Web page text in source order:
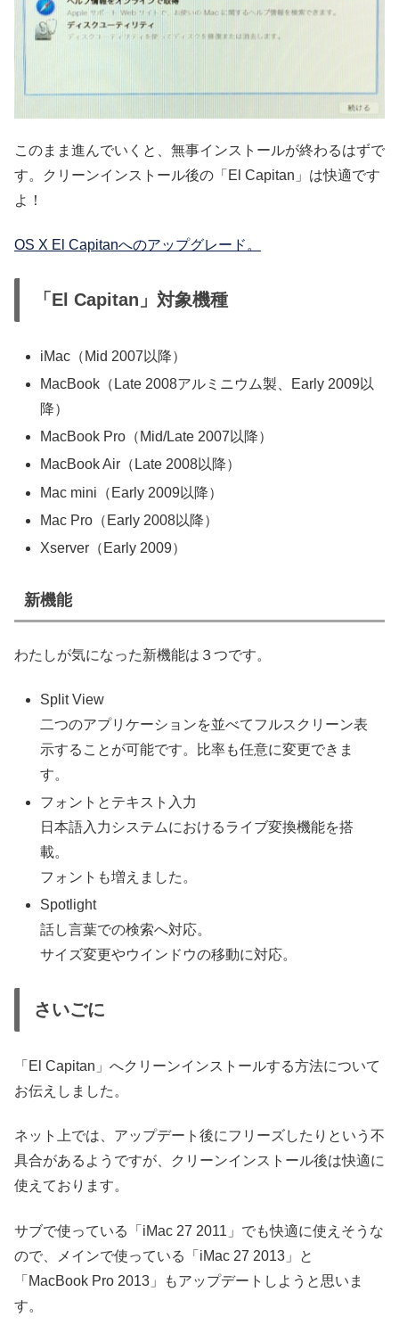
このまま進んでいくと、無事インストールが終わるはずで
す。クリーンインストール後の「El Capitan」は快適です
よ！
OS X El Capitanへのアップグレード。
「El Capitan」対象機種
iMac（Mid 2007以降）
MacBook（Late 2008アルミニウム製、Early 2009以
降）
MacBook Pro（Mid/Late 2007以降）
MacBook Air（Late 2008以降）
Mac mini（Early 2009以降）
Mac Pro（Early 2008以降）
Xserver（Early 2009）
新機能
わたしが気になった新機能は３つです。
Split View
二つのアプリケーションを並べてフルスクリーン表
示することが可能です。比率も任意に変更できま
す。
フォントとテキスト入力
日本語入力システムにおけるライブ変換機能を搭
載。
フォントも増えました。
Spotlight
話し言葉での検索へ対応。
サイズ変更やウインドウの移動に対応。
さいごに
「El Capitan」へクリーンインストールする方法について
お伝えしました。
ネット上では、アップデート後にフリーズしたりという不
具合があるようですが、クリーンインストール後は快適に
使えております。
サブで使っている「iMac 27 2011」でも快適に使えそうな
ので、メインで使っている「iMac 27 2013」と
「MacBook Pro 2013」もアップデートしようと思いま
す。